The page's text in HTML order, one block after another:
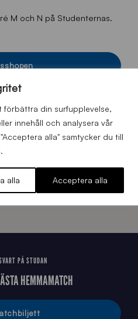
din surfupplevelse,
innehåll och analysera vår
alla" samtycker du till
alla Acceptera alla
M och N på Studenternas.
– SIRIUS FOTBOLL
PÅ STUDAN
HEMMAMATCH